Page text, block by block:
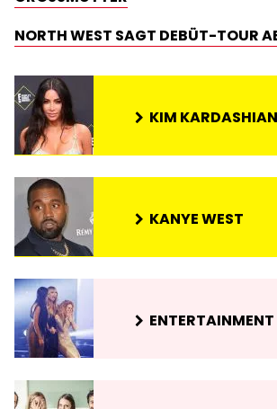
NORTH WEST SAGT DEBÜT-TOUR
KIM KARDASHIAN
KANYE WEST
ENTERTAINMENT